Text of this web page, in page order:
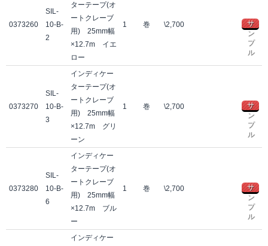
0373260
SIL-
10-B-
2
ターテープ(オ
ートクレーブ
用) 25mm幅
×12.7m イエ
ロー
1 巻 \2,700
サ
ン
プ
ル
0373270
SIL-
10-B-
3
インディケー
ターテープ(オ
ートクレーブ
用) 25mm幅
×12.7m グリ
ーン
1 巻 \2,700
サ
ン
プ
ル
0373280
SIL-
10-B-
6
インディケー
ターテープ(オ
ートクレーブ
用) 25mm幅
×12.7m ブル
ー
1 巻 \2,700
サ
ン
プ
ル
インディケー